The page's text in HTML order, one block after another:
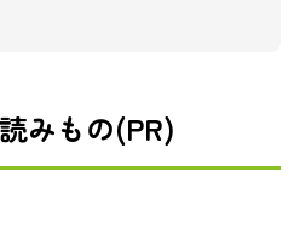
みもの(PR)